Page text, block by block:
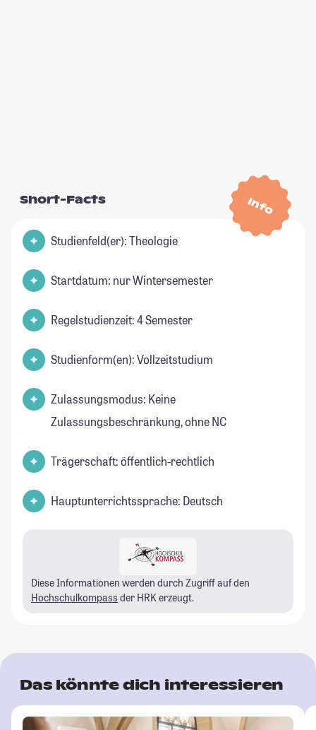
Info
Short-Facts
Studienfeld(er): Theologie
Startdatum: nur Wintersemester
Regelstudienzeit: 4 Semester
Studienform(en): Vollzeitstudium
Zulassungsmodus: Keine
Zulassungsbeschränkung, ohne NC
Trägerschaft: öffentlich-rechtlich
Hauptunterrichtssprache: Deutsch
Diese Informationen werden durch Zugriff auf den
Hochschulkompass der HRK erzeugt.
Das könnte dich interessieren